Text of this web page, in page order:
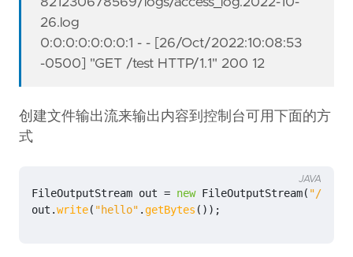
26.log
0:0:0:0:0:0:0:1 - - [26/Oct/2022:10:08:53
-0500] "GET /test HTTP/1.1" 200 12
创建文件输出流来输出内容到控制台可用下面的方
式
FileOutputStream out = new FileOutputStream( "/dev/
out .write( "hello" .getBytes ());
JAVA